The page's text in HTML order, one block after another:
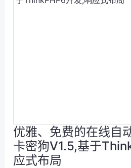
优雅、免费的在线自
卡密狗V1.5,基于
应式布局